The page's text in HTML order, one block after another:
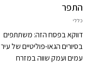
התפר
כללי
דווקא בפסח הזה: משתתפים
בסיורים הגאו-פוליטיים של עיר
עמים ועמק שווה במזרח